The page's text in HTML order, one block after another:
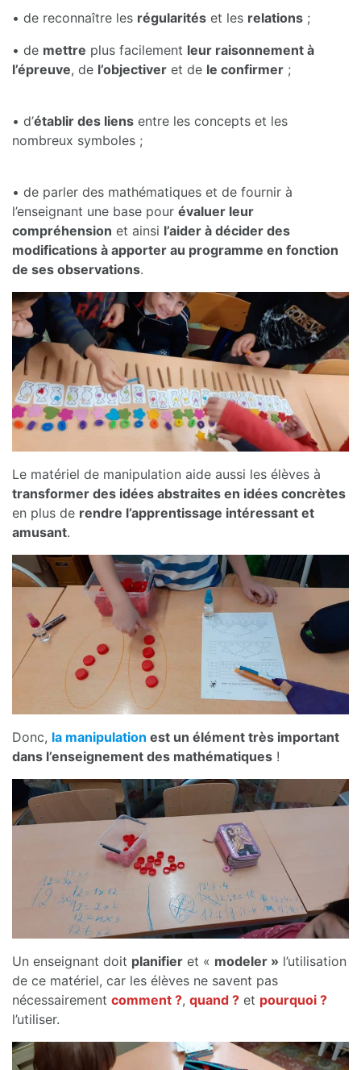
• de reconnaître les régularités et les relations ;
• de mettre plus facilement leur raisonnement à
l’épreuve, de l’objectiver et de le confirmer ;
• d’établir des liens entre les concepts et les
nombreux symboles ;
• de parler des mathématiques et de fournir à
l’enseignant une base pour évaluer leur
compréhension et ainsi l’aider à décider des
modifications à apporter au programme en fonction
de ses observations.
Le matériel de manipulation aide aussi les élèves à
transformer des idées abstraites en idées concrètes
en plus de rendre l’apprentissage intéressant et
amusant.
Donc, la manipulation est un élément très important
dans l’enseignement des mathématiques !
Un enseignant doit planifier et « modeler » l’utilisation
de ce matériel, car les élèves ne savent pas
nécessairement comment ?, quand ? et pourquoi ?
l’utiliser.